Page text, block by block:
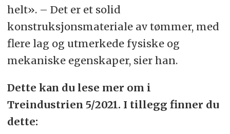
helt». – Det er et solid
konstruksjonsmateriale av tømmer, med
flere lag og utmerkede fysiske og
mekaniske egenskaper, sier han.
Dette kan du lese mer om i
Treindustrien 5/2021. I tillegg finner du
dette: